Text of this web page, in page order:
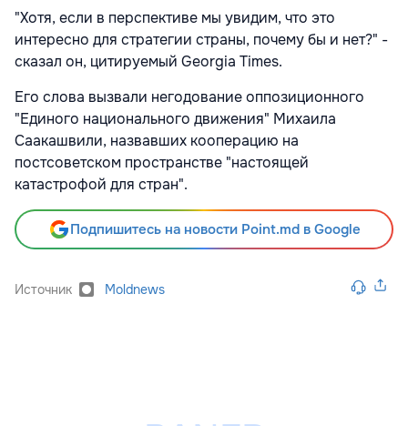
"Хотя, если в перспективе мы увидим, что это
интересно для стратегии страны, почему бы и нет?" -
сказал он, цитируемый Georgia Times.
Его слова вызвали негодование оппозиционного
"Единого национального движения" Михаила
Саакашвили, назвавших кооперацию на
постсоветском пространстве "настоящей
катастрофой для стран".
Подпишитесь на новости Point.md в Google
Источник Moldnews